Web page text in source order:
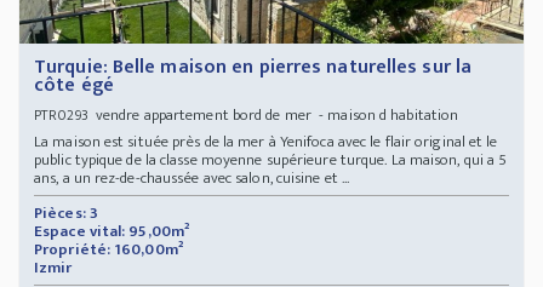
Turquie: Belle maison en pierres naturelles sur la
côte égé
PTR0293 vendre appartement bord de mer - maison d habitation
La maison est située près de la mer à Yenifoca avec le flair original et le
public typique de la classe moyenne supérieure turque. La maison, qui a 5
ans, a un rez-de-chaussée avec salon, cuisine et ...
Pièces: 3
Espace vital: 95,00m²
Propriété: 160,00m²
Izmir